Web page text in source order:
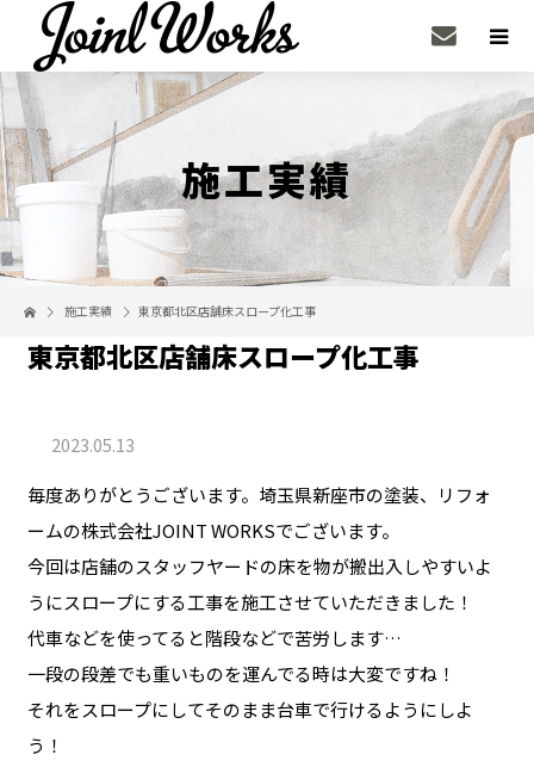
施工実績
施工実績 東京都北区店舗床スロープ化工事
東京都北区店舗床スロープ化工事
2023.05.13
毎度ありがとうございます。埼玉県新座市の塗装、リフォ
ームの株式会社JOINT WORKSでございます。
今回は店舗のスタッフヤードの床を物が搬出入しやすいよ
うにスロープにする工事を施工させていただきました！
代車などを使ってると階段などで苦労します…
一段の段差でも重いものを運んでる時は大変ですね！
それをスロープにしてそのまま台車で行けるようにしよ
う！